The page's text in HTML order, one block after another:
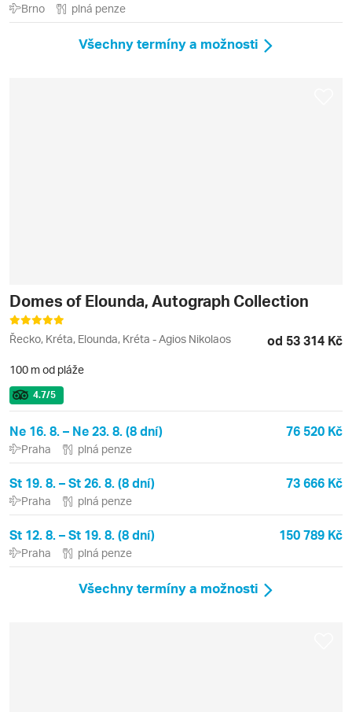
Brno plná penze
Všechny termíny a možnosti
Domes of Elounda, Autograph Collection
Řecko, Kréta, Elounda, Kréta - Agios Nikolaos od 53 314 Kč
100 m od pláže
4.7/5
Ne 16. 8. – Ne 23. 8. (8 dní) 76 520 Kč
Praha plná penze
St 19. 8. – St 26. 8. (8 dní) 73 666 Kč
Praha plná penze
St 12. 8. – St 19. 8. (8 dní) 150 789 Kč
Praha plná penze
Všechny termíny a možnosti